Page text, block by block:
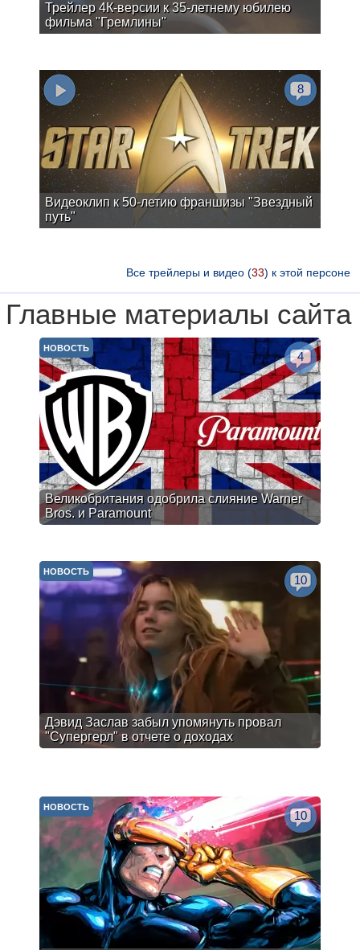
Трейлер 4К-версии к 35-летнему юбилею
фильма "Гремлины"
Видеоклип к 50-летию франшизы "Звездный
путь"
8
Все трейлеры и видео (33) к этой персоне
Главные материалы сайта
Великобритания одобрила слияние Warner
Bros. и Paramount
НОВОСТЬ
4
Дэвид Заслав забыл упомянуть провал
"Супергерл" в отчете о доходах
НОВОСТЬ
10
НОВОСТЬ
10